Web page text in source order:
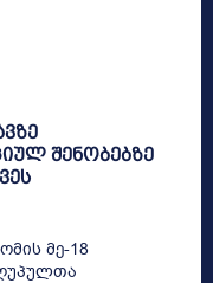
შენობებზე
მე-18